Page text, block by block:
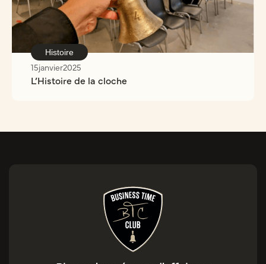
Histoire
15janvier2025
L’Histoire de la cloche